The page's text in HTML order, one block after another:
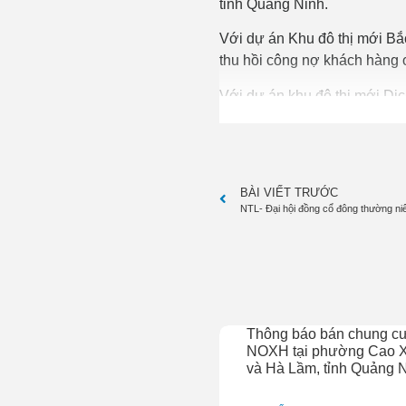
tỉnh Quảng Ninh.
Với dự án Khu đô thị mới
thu hồi công nợ khách hàng
Với dự án khu đô thị mới
ty cố gắng phối hợp cùng
đấu giá Dự án 1,78 ha tại
trương đầu tư nhà thu
Lideco cũng dành nguồn
năm tiếp theo.
hiện năm 2021; lợi nhuận
Năm 2021, NTL dành hơn
tức đợt 1, tỷ lệ 15%; 10%
Trao đổi với các cổ đông
vững, chủ trương đầu tư
BÀI VIẾT TRƯỚC
NTL- Đại hội đồng cổ đông thường
Thông báo bán chung
NOXH tại phường Cao
và Hà Lầm, tỉnh Quảng